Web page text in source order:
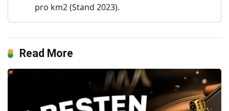
pro km2 (Stand 2023).
Read More